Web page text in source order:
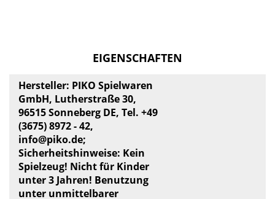
EIGENSCHAFTEN
Hersteller: PIKO Spielwaren
GmbH, Lutherstraße 30,
96515 Sonneberg DE, Tel. +49
(3675) 8972 - 42,
info@piko.de;
Sicherheitshinweise: Kein
Spielzeug! Nicht für Kinder
unter 3 Jahren! Benutzung
unter unmittelbarer